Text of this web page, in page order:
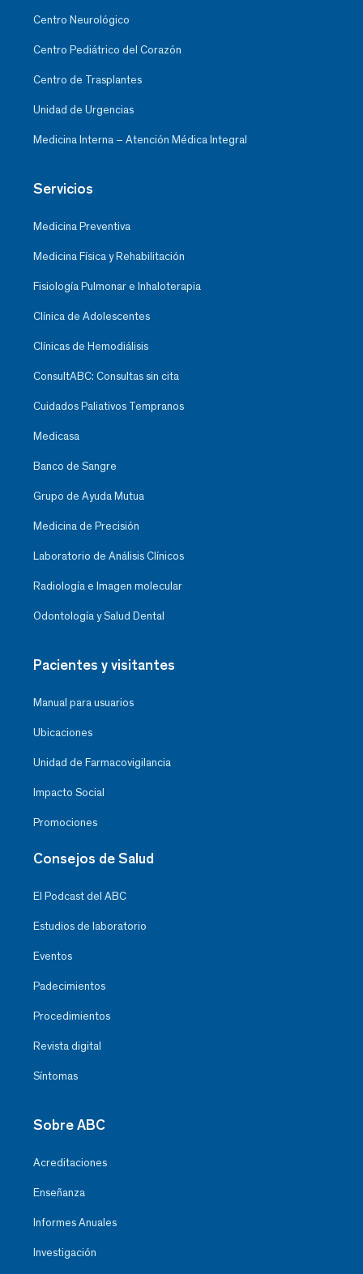
Centro Neurológico
Centro Pediátrico del Corazón
Centro de Trasplantes
Unidad de Urgencias
Medicina Interna – Atención Médica Integral
Servicios
Medicina Preventiva
Medicina Física y Rehabilitación
Fisiología Pulmonar e Inhaloterapia
Clínica de Adolescentes
Clínicas de Hemodiálisis
ConsultABC: Consultas sin cita
Cuidados Paliativos Tempranos
Medicasa
Banco de Sangre
Grupo de Ayuda Mutua
Medicina de Precisión
Laboratorio de Análisis Clínicos
Radiología e Imagen molecular
Odontología y Salud Dental
Pacientes y visitantes
Manual para usuarios
Ubicaciones
Unidad de Farmacovigilancia
Impacto Social
Promociones
Consejos de Salud
El Podcast del ABC
Estudios de laboratorio
Eventos
Padecimientos
Procedimientos
Revista digital
Síntomas
Sobre ABC
Acreditaciones
Enseñanza
Informes Anuales
Investigación